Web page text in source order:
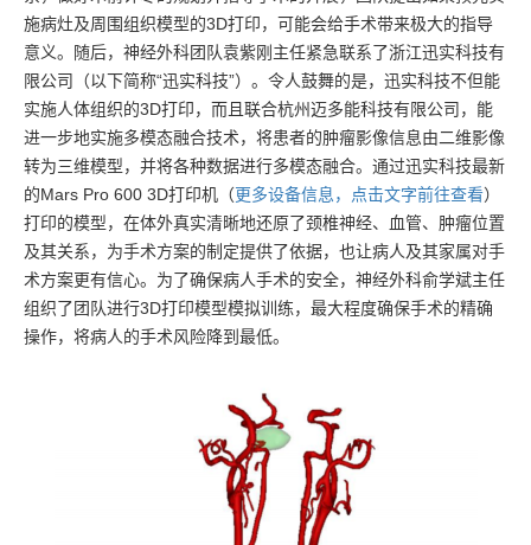
施病灶及周围组织模型的3D打印，可能会给手术带来极大的指导
意义。随后，神经外科团队袁紫刚主任紧急联系了浙江迅实科技有
限公司（以下简称“迅实科技”）。令人鼓舞的是，迅实科技不但能
实施人体组织的3D打印，而且联合杭州迈多能科技有限公司，能
进一步地实施多模态融合技术，将患者的肿瘤影像信息由二维影像
转为三维模型，并将各种数据进行多模态融合。通过迅实科技最新
的Mars Pro 600 3D打印机（更多设备信息，点击文字前往查看）
打印的模型，在体外真实清晰地还原了颈椎神经、血管、肿瘤位置
及其关系，为手术方案的制定提供了依据，也让病人及其家属对手
术方案更有信心。为了确保病人手术的安全，神经外科俞学斌主任
组织了团队进行3D打印模型模拟训练，最大程度确保手术的精确
操作，将病人的手术风险降到最低。